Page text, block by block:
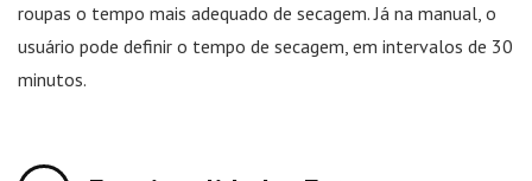
roupas o tempo mais adequado de secagem. Já na manual, o
usuário pode definir o tempo de secagem, em intervalos de 30
minutos.